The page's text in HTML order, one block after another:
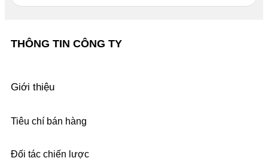
THÔNG TIN CÔNG TY
Giới thiệu
Tiêu chí bán hàng
Đối tác chiến lược